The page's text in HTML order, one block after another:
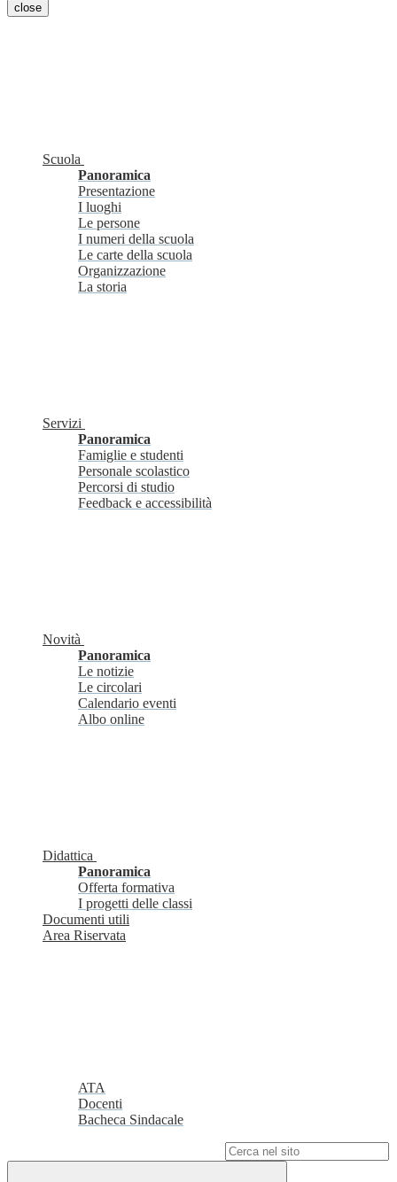
close
Scuola
Panoramica
Presentazione
I luoghi
Le persone
I numeri della scuola
Le carte della scuola
Organizzazione
La storia
Servizi
Panoramica
Famiglie e studenti
Personale scolastico
Percorsi di studio
Feedback e accessibilità
Novità
Panoramica
Le notizie
Le circolari
Calendario eventi
Albo online
Didattica
Panoramica
Offerta formativa
I progetti delle classi
Documenti utili
Area Riservata
ATA
Docenti
Bacheca Sindacale